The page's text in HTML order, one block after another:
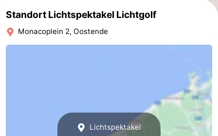
Standort Lichtspektakel Lichtgolf
Monacoplein 2, Oostende
Lichtspektakel